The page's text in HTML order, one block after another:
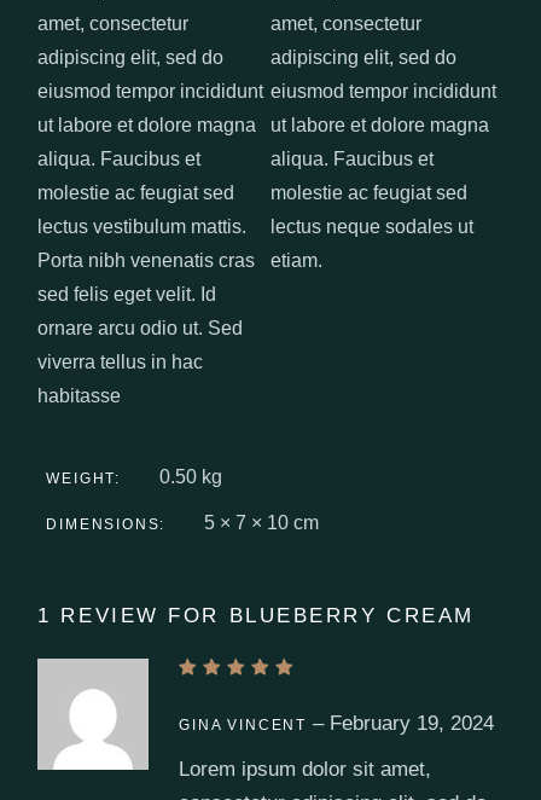
amet, consectetur
adipiscing elit, sed do
eiusmod tempor incididunt
ut labore et dolore magna
aliqua. Faucibus et
molestie ac feugiat sed
lectus vestibulum mattis.
Porta nibh venenatis cras
sed felis eget velit. Id
ornare arcu odio ut. Sed
viverra tellus in hac
habitasse
amet, consectetur
adipiscing elit, sed do
eiusmod tempor incididunt
ut labore et dolore magna
aliqua. Faucibus et
molestie ac feugiat sed
lectus neque sodales ut
etiam.
WEIGHT 0.50 kg
DIMENSIONS 5 × 7 × 10 cm
1 REVIEW FOR BLUEBERRY CREAM
GINA VINCENT – February 19, 2024
Lorem ipsum dolor sit amet,